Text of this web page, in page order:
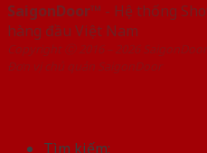
SaigonDoor™ - Hệ thống
hàng đầu Việt Nam
Copyright ⓒ 2016 – 2026
Đơn vị chủ quản SaigonDoor
Tìm kiếm: